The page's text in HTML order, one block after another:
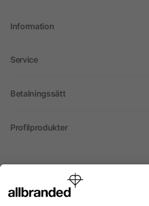
Information
Service
Betalningssätt
Profilprodukter
Internationellt